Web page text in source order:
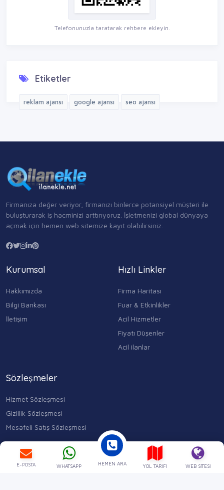
Telefonunuzla taratarak rehbere ekleyin.
Etiketler
reklam ajansı google ajansı seo ajansı
Firmanıza değer veriyor, firmanızı binlerce potansiyel müşteri ile
buluşturarak iş hacminizi arttırıyoruz. İşletmenizi global dünyaya
açmak için hemen web sitemize kayıt olabilirsiniz.
Kurumsal
Hakkımızda
Bilgi Bankası
İletişim
Hızlı Linkler
Firma Haritası
Fuar & Etkinlikler
Acil Hizmetler
Fiyatı Düşenler
Acil ilanlar
Sözleşmeler
Hizmet Sözleşmesi
Gizlilik Sözleşmesi
Mesafeli Satış Sözleşmesi
Kocasinan Merkez, Mahmutbey Cd. No:353 D:1, 34400 Bahçelievler/
İstanbul
0543 315 17 84
E-POSTA WHATSAPP HEMEN ARA YOL TARIFI WEB SITESI